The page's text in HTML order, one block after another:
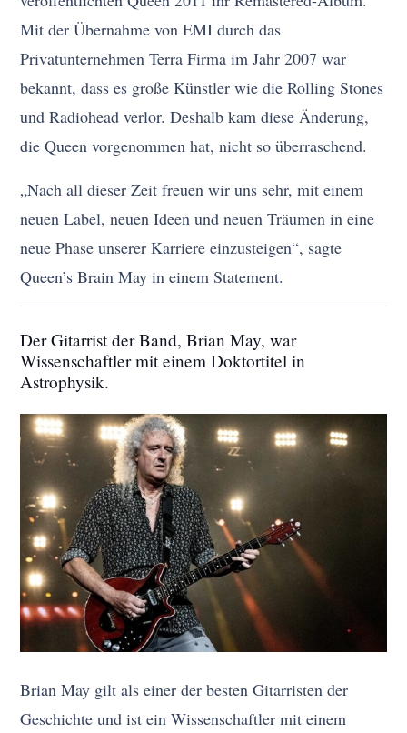
Mit der Übernahme von EMI durch das
Privatunternehmen Terra Firma im Jahr 2007 war
bekannt, dass es große Künstler wie die Rolling Stones
und Radiohead verlor. Deshalb kam diese Änderung,
die Queen vorgenommen hat, nicht so überraschend.
„Nach all dieser Zeit freuen wir uns sehr, mit einem
neuen Label, neuen Ideen und neuen Träumen in eine
neue Phase unserer Karriere einzusteigen“, sagte
Queen’s Brain May in einem Statement.
Der Gitarrist der Band, Brian May, war
Wissenschaftler mit einem Doktortitel in
Astrophysik.
Brian May gilt als einer der besten Gitarristen der
Geschichte und ist ein Wissenschaftler mit einem